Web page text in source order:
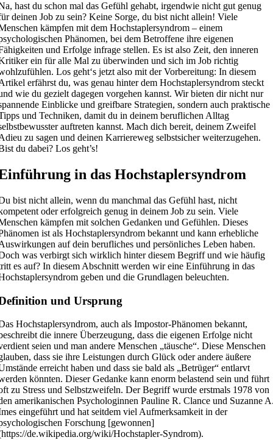
hast du schon mal das Gefühl gehabt, irgendwie nicht gut genug
deinen Job zu sein? Keine Sorge, du bist nicht allein! Viele
kämpfen mit dem Hochstaplersyndrom – einem
Phänomen, bei dem Betroffene ihre eigenen
und Erfolge infrage stellen. Es ist also Zeit, den inneren
ein für alle Mal zu überwinden und sich im Job richtig
Los geht‘s jetzt also mit der Vorbereitung: In diesem
erfährst du, was genau hinter dem Hochstaplersyndrom steckt
wie du gezielt dagegen vorgehen kannst. Wir bieten dir nicht nur
Einblicke und greifbare Strategien, sondern auch praktische
und Techniken, damit du in deinem beruflichen Alltag
auftreten kannst. Mach dich bereit, deinem Zweifel
zu sagen und deinen Karriereweg selbstsicher weiterzugehen.
du dabei? Los geht’s!
in das Hochstaplersyndrom
bist nicht allein, wenn du manchmal das Gefühl hast, nicht
oder erfolgreich genug in deinem Job zu sein. Viele
kämpfen mit solchen Gedanken und Gefühlen. Dieses
ist als Hochstaplersyndrom bekannt und kann erhebliche
auf dein berufliches und persönliches Leben haben.
was verbirgt sich wirklich hinter diesem Begriff und wie häufig
es auf? In diesem Abschnitt werden wir eine Einführung in das
geben und die Grundlagen beleuchten.
und Ursprung
Hochstaplersyndrom, auch als Impostor-Phänomen bekannt,
die innere Überzeugung, dass die eigenen Erfolge nicht
seien und man andere Menschen „täusche“. Diese Menschen
dass sie ihre Leistungen durch Glück oder andere äußere
erreicht haben und dass sie bald als „Betrüger“ entlarvt
könnten. Dieser Gedanke kann enorm belastend sein und führt
zu Stress und Selbstzweifeln. Der Begriff wurde erstmals 1978 von
amerikanischen Psychologinnen Pauline R. Clance und Suzanne
eingeführt und hat seitdem viel Aufmerksamkeit in der
Forschung [gewonnen]
de.wikipedia.org/wiki/Hochstapler-Syndrom).